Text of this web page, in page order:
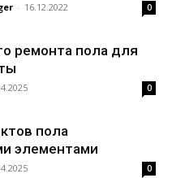
- 16.12.2022 0
ремонта пола для
0
пола
элементами
0